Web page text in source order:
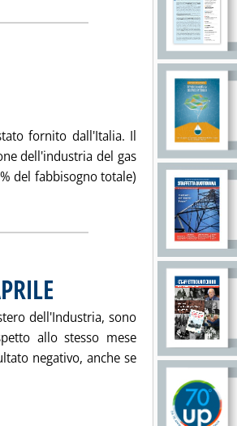
fornito dall'Italia. Il
dell'industria del gas
del fabbisogno totale)
NEL 2000 IL 2% DEL GAS . E'
. Pubblicata martedì 15 maggio 2001 alle
dell'Industria, sono
allo stesso mese
negativo, anche se
'CONSUMI GAS: IN CALO ANCHE